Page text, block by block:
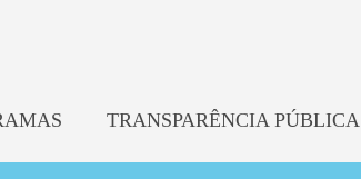
TRANSPARÊNCIA PÚBLICA